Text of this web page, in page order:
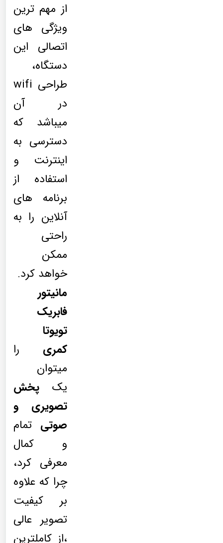
از مهم ترین
ویژگی های
اتصالی این
دستگاه،
طراحی wifi
در آن
میباشد که
دسترسی به
اینترنت و
استفاده از
برنامه های
آنلاین را به
راحتی
ممکن
خواهد کرد.
مانیتور
فابریک
تویوتا
کمری را
میتوان
یک پخش
تصویری و
صوتی تمام
و کمال
معرفی کرد،
چرا که علاوه
بر کیفیت
تصویر عالی
،از کاملترین